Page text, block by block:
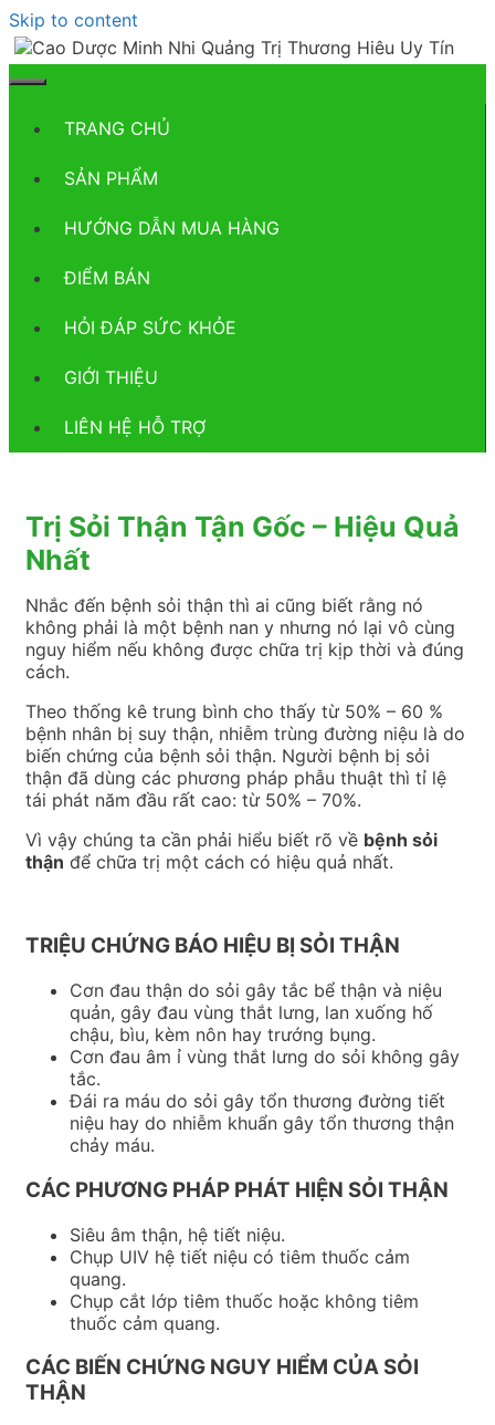
Skip to content
TRANG CHỦ
SẢN PHẨM
HƯỚNG DẪN MUA HÀNG
ĐIỂM BÁN
HỎI ĐÁP SỨC KHỎE
GIỚI THIỆU
LIÊN HỆ HỖ TRỢ
Trị Sỏi Thận Tận Gốc – Hiệu Quả
Nhất
Nhắc đến bệnh sỏi thận thì ai cũng biết rằng nó
không phải là một bệnh nan y nhưng nó lại vô cùng
nguy hiểm nếu không được chữa trị kịp thời và đúng
cách.
Theo thống kê trung bình cho thấy từ 50% – 60 %
bệnh nhân bị suy thận, nhiễm trùng đường niệu là do
biến chứng của bệnh sỏi thận. Người bệnh bị sỏi
thận đã dùng các phương pháp phẫu thuật thì tỉ lệ
tái phát năm đầu rất cao: từ 50% – 70%.
Vì vậy chúng ta cần phải hiểu biết rõ về bệnh sỏi
thận để chữa trị một cách có hiệu quả nhất.
TRIỆU CHỨNG BÁO HIỆU BỊ SỎI THẬN
Cơn đau thận do sỏi gây tắc bể thận và niệu
quản, gây đau vùng thắt lưng, lan xuống hố
chậu, bìu, kèm nôn hay trướng bụng.
Cơn đau âm ỉ vùng thắt lưng do sỏi không gây
tắc.
Đái ra máu do sỏi gây tổn thương đường tiết
niệu hay do nhiễm khuẩn gây tổn thương thận
chảy máu.
CÁC PHƯƠNG PHÁP PHÁT HIỆN SỎI THẬN
Siêu âm thận, hệ tiết niệu.
Chụp UIV hệ tiết niệu có tiêm thuốc cảm
quang.
Chụp cắt lớp tiêm thuốc hoặc không tiêm
thuốc cảm quang.
CÁC BIẾN CHỨNG NGUY HIỂM CỦA SỎI
THẬN